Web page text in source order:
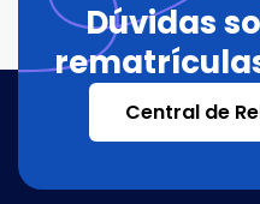
Dúvidas
Central de